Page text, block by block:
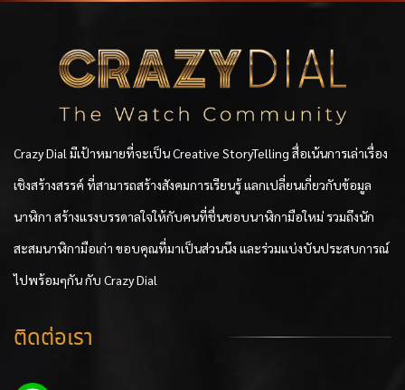
Crazy Dial มีเป้าหมายที่จะเป็น Creative StoryTelling สื่อเน้นการเล่าเรื่อง
เชิงสร้างสรรค์ ที่สามารถสร้างสังคมการเรียนรู้ แลกเปลี่ยนเกี่ยวกับข้อมูล
นาฬิกา สร้างแรงบรรดาลใจให้กับคนที่ชื่นชอบนาฬิกามือใหม่ รวมถึงนัก
สะสมนาฬิกามือเก่า ขอบคุณที่มาเป็นส่วนนึง และร่วมแบ่งบันประสบการณ์
ไปพร้อมๆกัน กับ Crazy Dial
ติดต่อเรา